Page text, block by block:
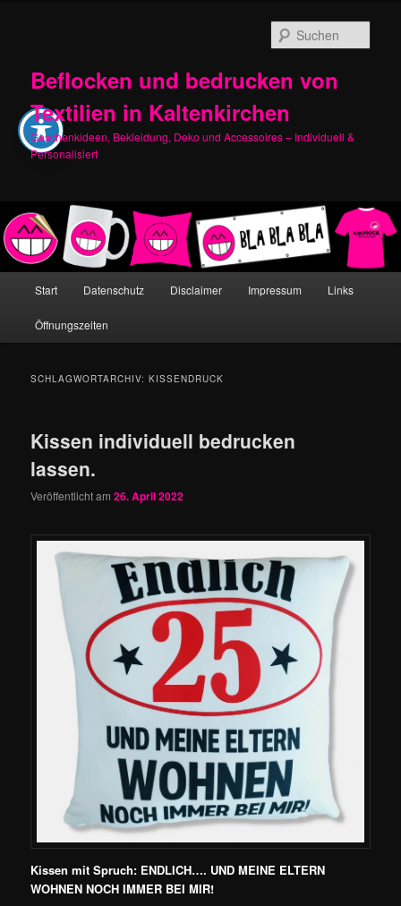
Beflocken und bedrucken von
Textilien in Kaltenkirchen
Geschenkideen, Bekleidung, Deko und Accessoires – Individuell &
Personalisiert
Start Datenschutz Disclaimer Impressum Links
Öffnungszeiten
SCHLAGWORTARCHIV:KISSENDRUCK
Kissen individuell bedrucken
lassen.
Veröffentlicht am26. April 2022
Kissen mit Spruch: ENDLICH…. UND MEINE ELTERN
WOHNEN NOCH IMMER BEI MIR!